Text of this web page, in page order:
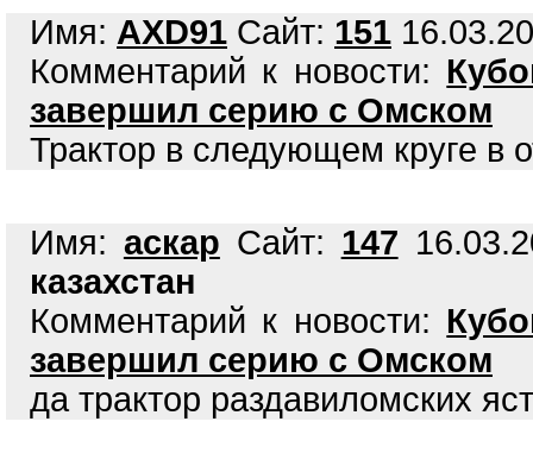
Имя: AXD91 Сайт: 151
Комментарий к новости:
завершил серию с Омском
Трактор в следующем круге в
Имя: аскар Сайт: 147
казахстан
Комментарий к новости:
завершил серию с Омском
да трактор раздавиломских